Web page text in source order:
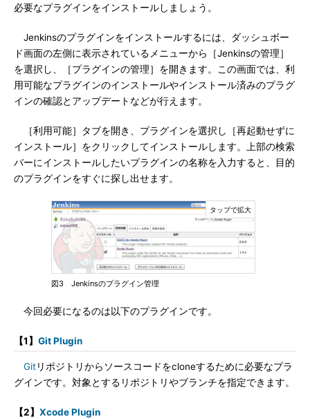
必要なプラグインをインストールしましょう。
Jenkinsのプラグインをインストールするには、ダッシュボー
ド画面の左側に表示されているメニューから［Jenkinsの管理］
を選択し、［プラグインの管理］を開きます。この画面では、利
用可能なプラグインのインストールやインストール済みのプラグ
インの確認とアップデートなどが行えます。
［利用可能］タブを開き、プラグインを選択し［再起動せずに
インストール］をクリックしてインストールします。上部の検索
バーにインストールしたいプラグインの名称を入力すると、目的
のプラグインをすぐに探し出せます。
図3 Jenkinsのプラグイン管理
今回必要になるのは以下のプラグインです。
【1】 Git Plugin
Gitリポジトリからソースコードをcloneするために必要なプラ
グインです。対象とするリポジトリやブランチを指定できます。
【2】 Xcode Plugin